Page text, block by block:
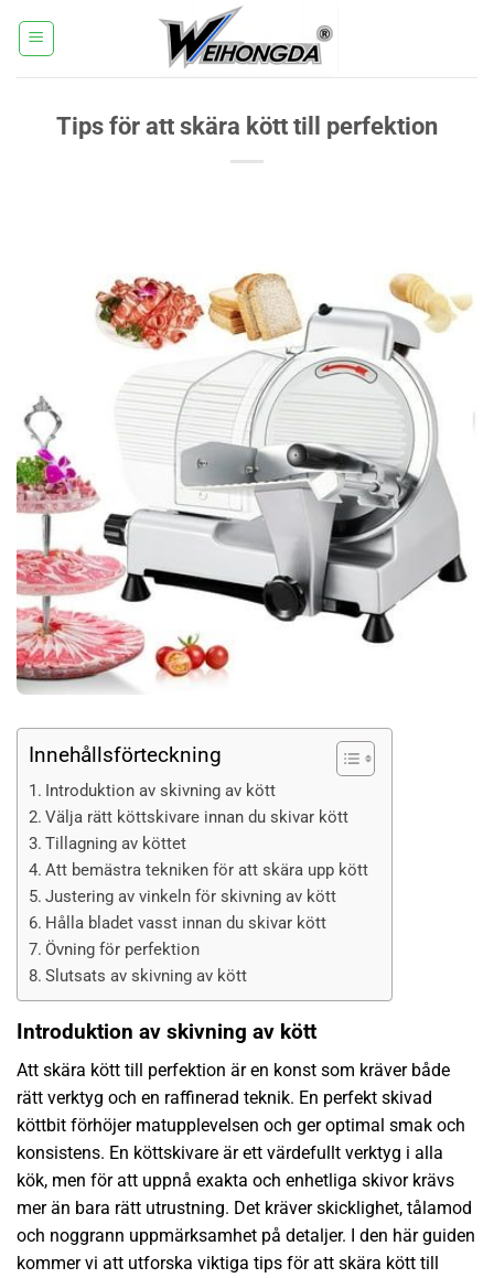
Tips för att skära kött till perfektion
Innehållsförteckning
Introduktion av skivning av kött
Välja rätt köttskivare innan du skivar kött
Tillagning av köttet
Att bemästra tekniken för att skära upp kött
Justering av vinkeln för skivning av kött
Hålla bladet vasst innan du skivar kött
Övning för perfektion
Slutsats av skivning av kött
Introduktion av skivning av kött
Att skära kött till perfektion är en konst som kräver både
rätt verktyg och en raffinerad teknik. En perfekt skivad
köttbit förhöjer matupplevelsen och ger optimal smak och
konsistens. En köttskivare är ett värdefullt verktyg i alla
kök, men för att uppnå exakta och enhetliga skivor krävs
mer än bara rätt utrustning. Det kräver skicklighet, tålamod
och noggrann uppmärksamhet på detaljer. I den här guiden
kommer vi att utforska viktiga tips för att skära kött till